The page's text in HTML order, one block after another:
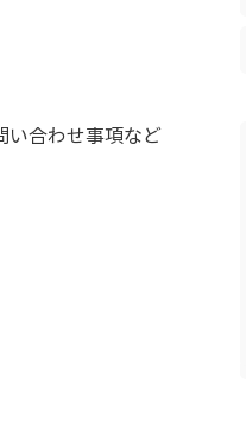
い合わせ事項など